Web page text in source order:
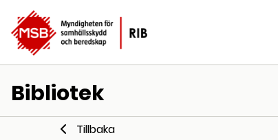
Bibliotek
Tillbaka